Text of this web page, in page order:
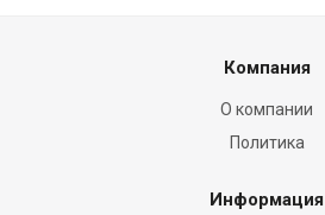
Компания
О компании
Политика
Информация